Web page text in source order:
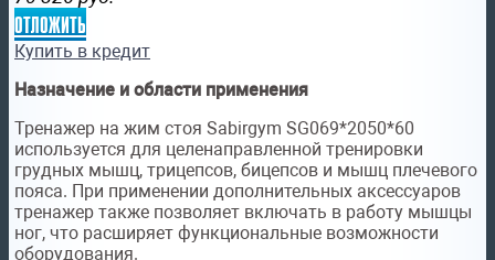
отложить
Купить в кредит
Назначение и области применения
Тренажер на жим стоя Sabirgym SG069*2050*60
используется для целенаправленной тренировки
грудных мышц, трицепсов, бицепсов и мышц плечевого
пояса. При применении дополнительных аксессуаров
тренажер также позволяет включать в работу мышцы
ног, что расширяет функциональные возможности
оборудования.